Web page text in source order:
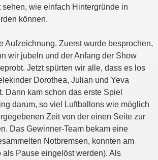
sehen, wie einfach Hintergründe in
können.
Aufzeichnung. Zuerst wurde besprochen,
wir jubeln und der Anfang der Show
Jetzt spürten wir alle, dass es los
Dorothea, Julian und Yeva
Dann kam schon das erste Spiel
darum, so viel Luftballons wie möglich
Zeit von der einen Seite zur
Das Gewinner-Team bekam eine
Notbremsen, konnten am
als Pause eingelöst werden). Als